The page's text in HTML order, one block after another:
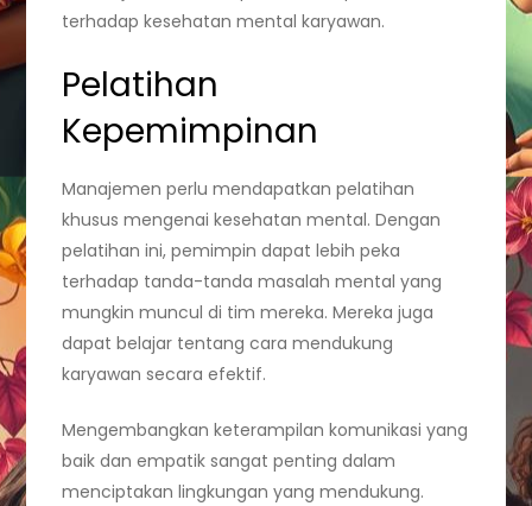
terhadap kesehatan mental karyawan.
Pelatihan
Kepemimpinan
Manajemen perlu mendapatkan pelatihan
khusus mengenai kesehatan mental. Dengan
pelatihan ini, pemimpin dapat lebih peka
terhadap tanda-tanda masalah mental yang
mungkin muncul di tim mereka. Mereka juga
dapat belajar tentang cara mendukung
karyawan secara efektif.
Mengembangkan keterampilan komunikasi yang
baik dan empatik sangat penting dalam
menciptakan lingkungan yang mendukung.